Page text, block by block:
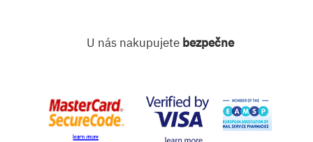
U nás nakupujete bezpečne